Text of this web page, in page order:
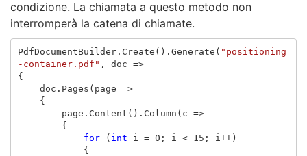
condizione. La chiamata a questo metodo non
interromperà la catena di chiamate.
PdfDocumentBuilder. Create (). Generate ( "positioning
-container.pdf" , doc =>
{
doc . Pages ( page =>
{
page . Content (). Column ( c =>
{
for
( int i = 0 ; i < 15 ; i ++)
{